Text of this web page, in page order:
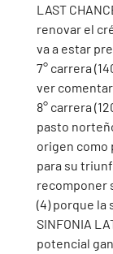
LAST
renovar el
va a estar
7° carrera
ver
8° carrera
pasto
origen como
para su
recomponer
(4) porque la
SINFONIA
potencial